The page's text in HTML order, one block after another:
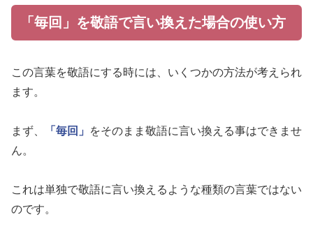
「毎回」を敬語で言い換えた場合の使い方
この言葉を敬語にする時には、いくつかの方法が考えられ
ます。
まず、 「毎回」
をそのまま敬語に言い換える事はできませ
ん。
これは単独で敬語に言い換えるような種類の言葉ではない
のです。